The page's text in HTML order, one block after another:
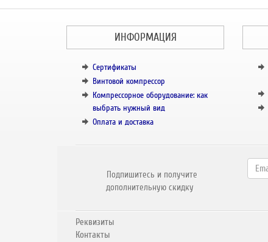
ИНФОРМАЦИЯ
Сертификаты
Винтовой компрессор
Компрессорное оборудование: как
выбрать нужный вид
Оплата и доставка
Подпишитесь и получите
дополнительную скидку
Реквизиты
Контакты